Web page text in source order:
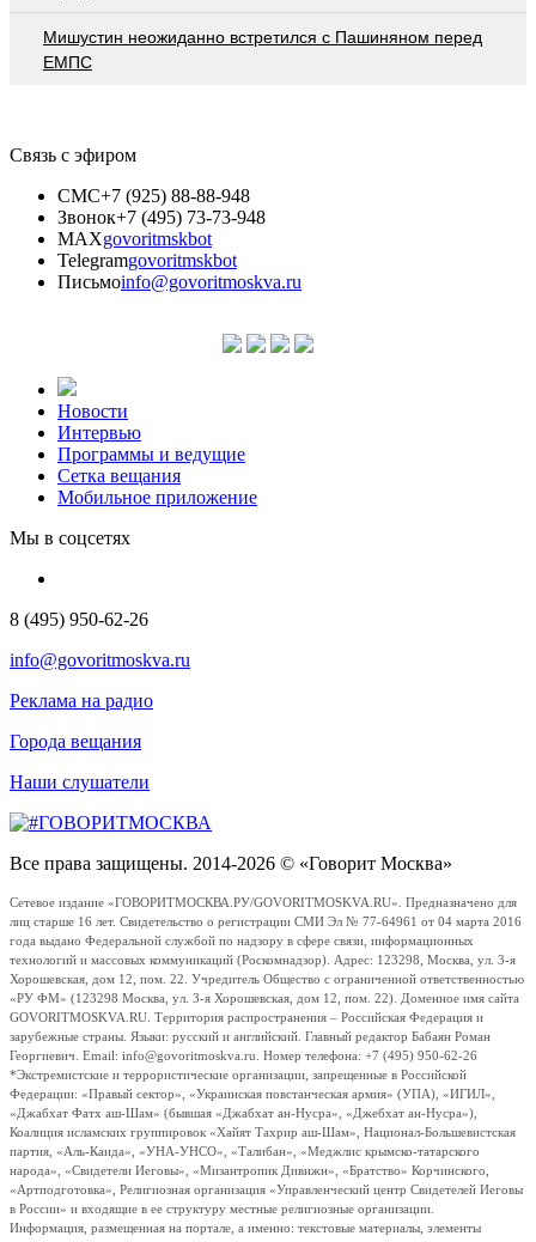
Мишустин неожиданно встретился с Пашиняном перед
ЕМПС
Связь с эфиром
СМС+7 (925) 88-88-948
Звонок+7 (495) 73-73-948
MAXgovoritmskbot
Telegramgovoritmskbot
Письмоinfo@govoritmoskva.ru
Новости
Интервью
Программы и ведущие
Сетка вещания
Мобильное приложение
Мы в соцсетях
8 (495) 950-62-26
info@govoritmoskva.ru
Реклама на радио
Города вещания
Наши слушатели
Все права защищены. 2014-2026 © «Говорит Москва»
Сетевое издание «ГОВОРИТМОСКВА.РУ/GOVORITMOSKVA.RU». Предназначено для
лиц старше 16 лет. Свидетельство о регистрации СМИ Эл № 77-64961 от 04 марта 2016
года выдано Федеральной службой по надзору в сфере связи, информационных
технологий и массовых коммуникаций (Роскомнадзор). Адрес: 123298, Москва, ул. 3-я
Хорошевская, дом 12, пом. 22. Учредитель Общество с ограниченной ответственностью
«РУ ФМ» (123298 Москва, ул. 3-я Хорошевская, дом 12, пом. 22). Доменное имя сайта
GOVORITMOSKVA.RU. Территория распространения – Российская Федерация и
зарубежные страны. Языки: русский и английский. Главный редактор Бабаян Роман
Георгиевич. Email: info@govoritmoskva.ru. Номер телефона: +7 (495) 950-62-26
*Экстремистские и террористические организации, запрещенные в Российской
Федерации: «Правый сектор», «Украинская повстанческая армия» (УПА), «ИГИЛ»,
«Джабхат Фатх аш-Шам» (бывшая «Джабхат ан-Нусра», «Джебхат ан-Нусра»),
Коалиция исламских группировок «Хайят Тахрир аш-Шам», Национал-Большевистская
партия, «Аль-Каида», «УНА-УНСО», «Талибан», «Меджлис крымско-татарского
народа», «Свидетели Иеговы», «Мизантропик Дивижн», «Братство» Корчинского,
«Артподготовка», Религиозная организация «Управленческий центр Свидетелей Иеговы
в России» и входящие в ее структуру местные религиозные организации.
Информация, размещенная на портале, а именно: текстовые материалы, элементы